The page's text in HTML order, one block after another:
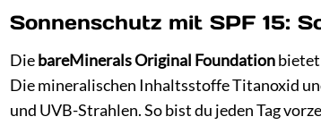
Sonnenschutz mit SPF 15:
DiebareMinerals Original Foundation
Die mineralischen Inhaltsstoffe Titanoxid
und UVB-Strahlen. So bist du jeden Tag